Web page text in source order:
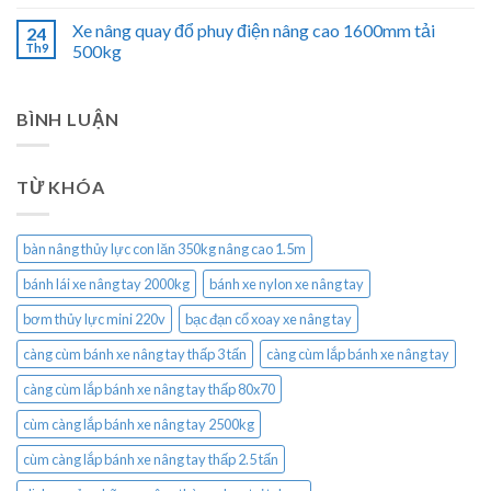
24
Th9
Xe nâng quay đổ phuy điện nâng cao 1600mm tải
500kg
BÌNH LUẬN
TỪ KHÓA
bàn nâng thủy lực con lăn 350kg nâng cao 1.5m
bánh lái xe nâng tay 2000kg
bánh xe nylon xe nâng tay
bơm thủy lực mini 220v
bạc đạn cổ xoay xe nâng tay
càng cùm bánh xe nâng tay thấp 3 tấn
càng cùm lắp bánh xe nâng tay
càng cùm lắp bánh xe nâng tay thấp 80x70
cùm càng lắp bánh xe nâng tay 2500kg
cùm càng lắp bánh xe nâng tay thấp 2.5 tấn